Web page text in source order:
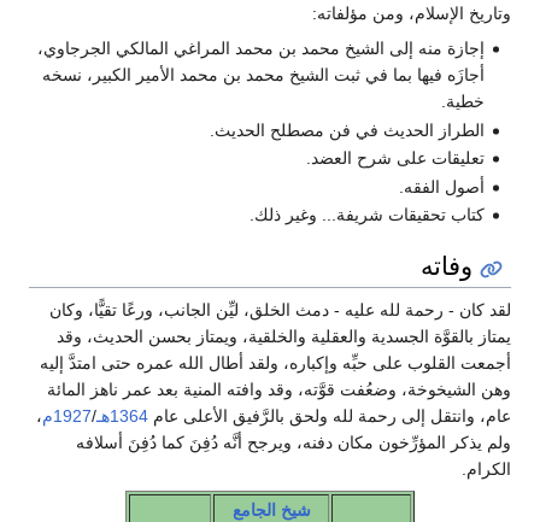
وتاريخ الإسلام، ومن مؤلفاته:
إجازة منه إلى الشيخ محمد بن محمد المراغي المالكي الجرجاوي،
أجازَه فيها بما في ثبت الشيخ محمد بن محمد الأمير الكبير، نسخه
خطية.
الطراز الحديث في فن مصطلح الحديث.
تعليقات على شرح العضد.
أصول الفقه.
كتاب تحقيقات شريفة... وغير ذلك.
وفاته
لقد كان - رحمة لله عليه - دمث الخلق، ليِّن الجانب، ورعًا تقيًّا، وكان
يمتاز بالقوَّة الجسدية والعقلية والخلقية، ويمتاز بحسن الحديث، وقد
أجمعت القلوب على حبِّه وإكباره، ولقد أطال الله عمره حتى امتدَّ إليه
وهن الشيخوخة، وضعُفت قوَّته، وقد وافته المنية بعد عمر ناهز المائة
عام، وانتقل إلى رحمة لله ولحق بالرَّفيق الأعلى عام 1364هـ /1927م
،
ولم يذكر المؤرِّخون مكان دفنه، ويرجح أنَّه دُفِنَ كما دُفِنَ أسلافه
الكرام.
شيخ الجامع